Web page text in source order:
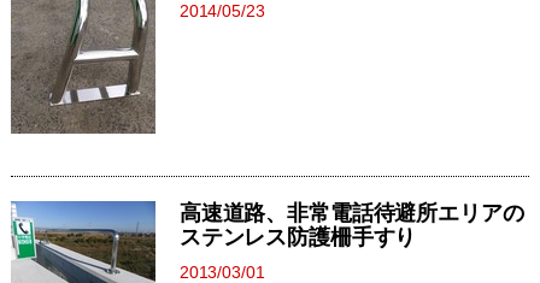
2014/05/23
高速道路、非常電話待避所エリアの
ステンレス防護柵手すり
2013/03/01